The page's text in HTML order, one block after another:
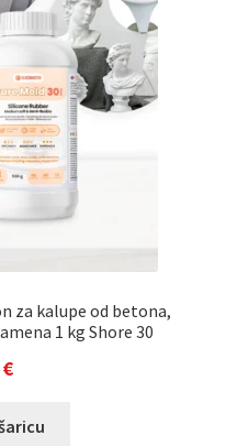
za kalupe od betona,
1 kg Shore 30
€